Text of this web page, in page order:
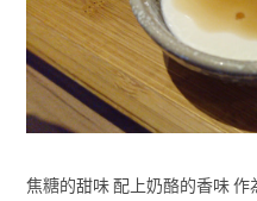
焦糖的甜味 配上奶酪的香味 作